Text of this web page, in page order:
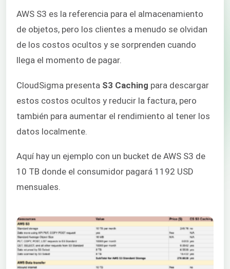
AWS S3 es la referencia para el almacenamiento
de objetos, pero los clientes a menudo se olvidan
de los costos ocultos y se sorprenden cuando
llega el momento de pagar.
CloudSigma presenta S3 Caching para descargar
estos costos ocultos y reducir la factura, pero
también para aumentar el rendimiento al tener los
datos localmente.
Aquí hay un ejemplo con un bucket de AWS S3 de
10 TB donde el consumidor pagará 1192 USD
mensuales.